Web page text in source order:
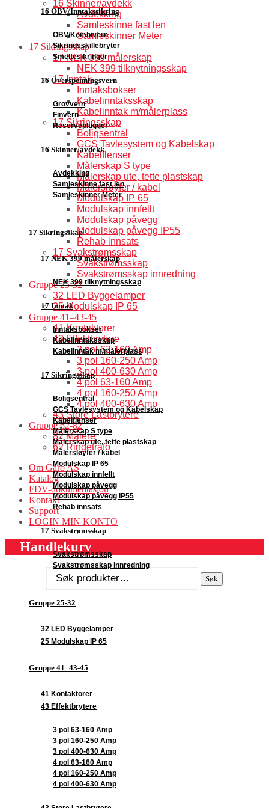
16 OBV/Inntakssikring
OBV/Kombivern
Sikringsskillebryter
Smeltesikringer
16 Overspenningsvern
Grovvern
Finvern
Reserveplugger
16 Skinner/avdekk
Avdekking
Samleskinne fast len
Samleskinner Meter
17 Sikringsskap
17 NEK 399 målerskap
NEK 399 tilknytningsskap
17 Inntak
Inntaksbokser
Kabelinntaksskap
Kabelinntak m/målerplass
17 Sikringsskap
Boligsentral
GCS Tavlesystem og Kabelskap
Kabelflenser
Målerskap S type
Målerskap ute, tette plastskap
Målersløyfer / kabel
Modulskap IP 65
Modulskap innfellt
Modulskap påvegg
Modulskap påvegg IP55
Rehab innsats
17 Svakstrømsskap
Svakstrømsskap
Svakstrømsskap innredning
Gruppe 25-32
32 LED Byggelamper
25 Modulskap IP 65
Gruppe 41–43-45
41 Kontaktorer
43 Effektbrytere
3 pol 63-160 Amp
3 pol 160-250 Amp
3 pol 400-630 Amp
4 pol 63-160 Amp
4 pol 160-250 Amp
4 pol 400-630 Amp
16 Skinner/avdekk
Avdekking
Samleskinne fast len
Samleskinner Meter
17 Sikringsskap
17 NEK 399 målerskap
NEK 399 tilknytningsskap
17 Inntak
Inntaksbokser
Kabelinntaksskap
Kabelinntak m/målerplass
17 Sikringsskap
Boligsentral
GCS Tavlesystem og Kabelskap
Kabelflenser
Målerskap S type
Målerskap ute, tette plastskap
Målersløyfer / kabel
Modulskap IP 65
Modulskap innfellt
Modulskap påvegg
Modulskap påvegg IP55
Rehab innsats
17 Svakstrømsskap
Svakstrømsskap
Svakstrømsskap innredning
Gruppe 25-32
32 LED Byggelamper
25 Modulskap IP 65
Gruppe 41–43-45
41 Kontaktorer
43 Effektbrytere
3 pol 63-160 Amp
3 pol 160-250 Amp
3 pol 400-630 Amp
4 pol 63-160 Amp
4 pol 160-250 Amp
4 pol 400-630 Amp
43 Store Lastbrytere
Gruppe 62-82
82 Målere
62 Ringetrafo
Om Garo AS
Katalog
FDV-dokumentasjon
Kontakt
Support
LOGIN MIN KONTO
Handlekurv
Søk
etter:
Søk